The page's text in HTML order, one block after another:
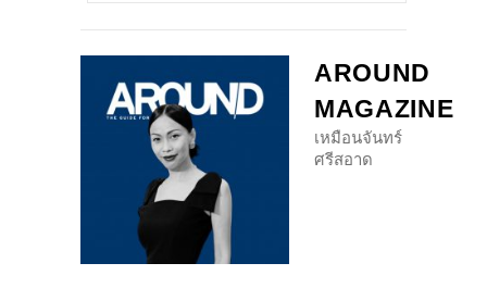
AROUND
MAGAZINE
เหมือนจันทร์
ศรีสอาด